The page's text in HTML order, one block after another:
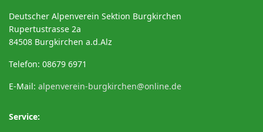
Deutscher Alpenverein Sektion Burgkirchen
Rupertustrasse 2a
84508 Burgkirchen a.d.Alz
Telefon: 08679 6971
E-Mail: alpenverein-burgkirchen@online.de
Service: